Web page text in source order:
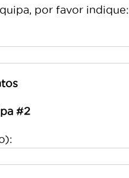
por favor indique:
#2